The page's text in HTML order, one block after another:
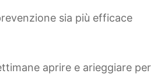
sia più efficace
aprire e arieggiare per